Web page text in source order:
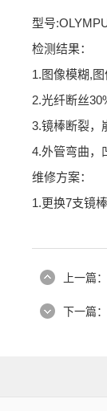
型号
检测结果：
1.图像模糊,图
2.光纤断丝
3.镜棒断裂，
4.外管弯曲，
维修方案：
1.更换7支镜
上一篇：
下一篇：